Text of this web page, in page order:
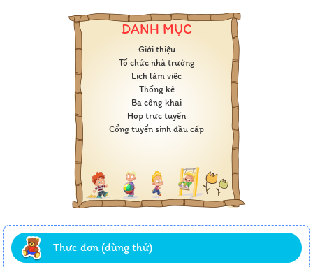
DANH MỤC
Giới thiệu
Tổ chức nhà trường
Lịch làm việc
Thống kê
Ba công khai
Họp trực tuyến
Cổng tuyển sinh đầu cấp
Thực đơn (dùng thử)